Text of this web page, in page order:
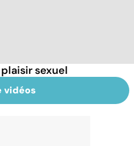
sexuel
vidéos